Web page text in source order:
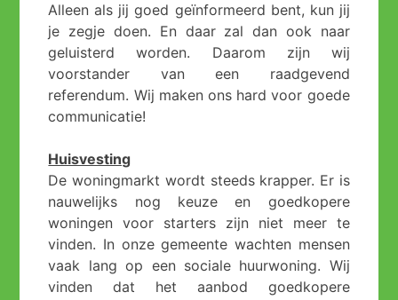
Alleen als jij goed geïnformeerd bent, kun jij
je zegje doen. En daar zal dan ook naar
geluisterd worden. Daarom zijn wij
voorstander van een raadgevend
referendum. Wij maken ons hard voor goede
communicatie!
Huisvesting
De woningmarkt wordt steeds krapper. Er is
nauwelijks nog keuze en goedkopere
woningen voor starters zijn niet meer te
vinden. In onze gemeente wachten mensen
vaak lang op een sociale huurwoning. Wij
vinden dat het aanbod goedkopere